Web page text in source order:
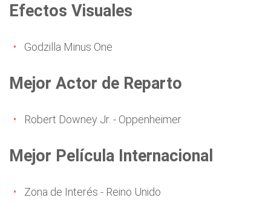
Efectos Visuales
Godzilla Minus One
Mejor Actor de Reparto
Robert Downey Jr. - Oppenheimer
Mejor Película Internacional
Zona de Interés - Reino Unido